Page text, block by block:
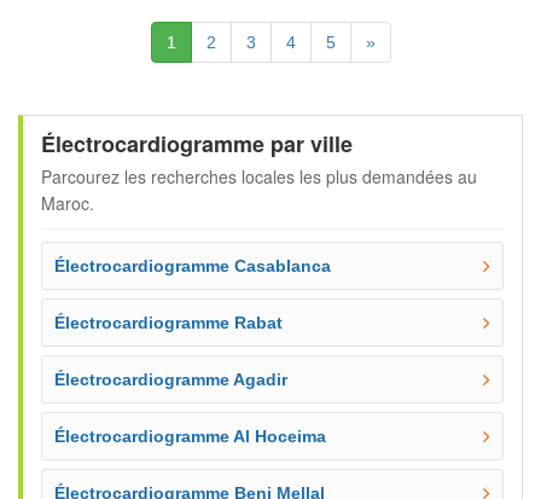
1 (Actuelle)
2 3 4 5 »Suivante
Électrocardiogramme par ville
Parcourez les recherches locales les plus demandées au
Maroc.
Électrocardiogramme Casablanca
Électrocardiogramme Rabat
Électrocardiogramme Agadir
Électrocardiogramme Al Hoceima
Électrocardiogramme Beni Mellal